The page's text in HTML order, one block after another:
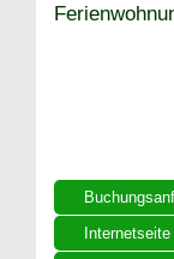
Internetseite